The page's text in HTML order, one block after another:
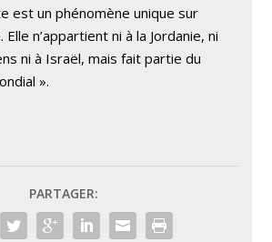
est un phénomène unique sur
n’appartient ni à la Jordanie, ni
ni à Israël, mais fait partie du
».
PARTAGER: